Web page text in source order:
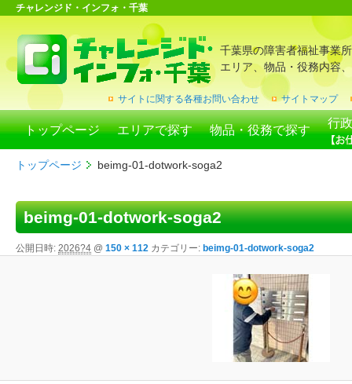
チャレンジド・インフォ・千葉
千葉県の障害者福祉事業
エリア、物品・役務内容
サイトに関する各種お問い合わせ サイトマップ
トップページ エリアで探す 物品・役務で探す
行
トップページ beimg-01-dotwork-soga2
beimg-01-dotwork-soga2
公開日時: 2026?4 @ 150 × 112 カテゴリー: beimg-01-dotwork-soga2